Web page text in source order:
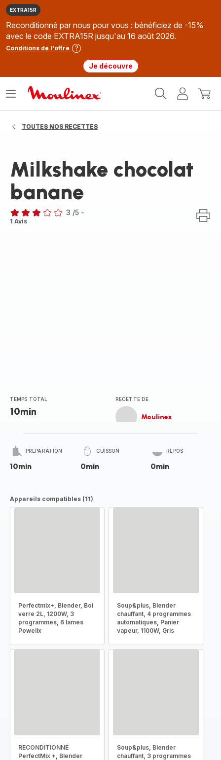
EXTRA15R
Reconditionné par nous pour vous : bénéficiez de -15%
avec le code EXTRA15R jusqu'au 16 août 2026.
Conditions de l'offre
Je découvre
MonMon
Ouvrir
TOUTES NOS RECETTES
Milkshake chocolat
banane
Avis
3 /5 -
1 Avis
TEMPS TOTAL
10min
RECETTE DE
Moulinex
PRÉPARATION
10min
CUISSON
0min
REPOS
0min
Appareils compatibles (11)
Perfectmix+, Blender, Bol
verre 2L, 1200W, 3
programmes, 6 lames
Powelix
Soup&plus, Blender
chauffant, 4 programmes
automatiques, Panier
vapeur, 1100W, Gris
RECONDITIONNÉ
PerfectMix +, Blender
Soup&plus, Blender
chauffant, 3 programmes